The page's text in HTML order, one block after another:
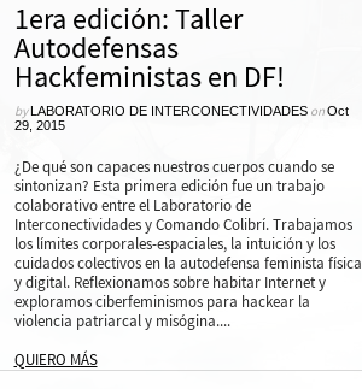
1era edición: Taller
Autodefensas
Hackfeministas en DF!
byLABORATORIO DE INTERCONECTIVIDADESonOct
29, 2015
¿De qué son capaces nuestros cuerpos cuando se
sintonizan? Esta primera edición fue un trabajo
colaborativo entre el Laboratorio de
Interconectividades y Comando Colibrí. Trabajamos
los límites corporales-espaciales, la intuición y los
cuidados colectivos en la autodefensa feminista física
y digital. Reflexionamos sobre habitar Internet y
exploramos ciberfeminismos para hackear la
violencia patriarcal y misógina....
QUIERO MÁS